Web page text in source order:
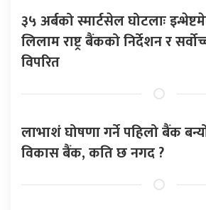
३५ अर्बको स्मार्टसेल घोटलाः
लिलाम राष्ट्र बैंकको निर्देशन र
विपरित
लाभाशं घोषणा गर्ने पहिलो बैंक
विकास बैंक, कति छ नगद ?